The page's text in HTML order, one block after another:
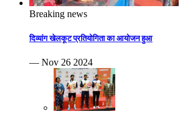
Breaking news
दिव्यांग खेलकूट प्रतियोगिता का आयोजन हुआ
— Nov 26 2024